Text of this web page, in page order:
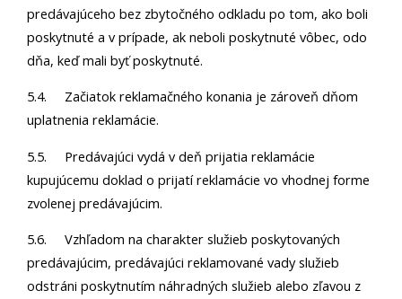
predávajúceho bez zbytočného odkladu po tom, ako boli
poskytnuté a v prípade, ak neboli poskytnuté vôbec, odo
dňa, keď mali byť poskytnuté.
5.4. Začiatok reklamačného konania je zároveň dňom
uplatnenia reklamácie.
5.5. Predávajúci vydá v deň prijatia reklamácie
kupujúcemu doklad o prijatí reklamácie vo vhodnej forme
zvolenej predávajúcim.
5.6. Vzhľadom na charakter služieb poskytovaných
predávajúcim, predávajúci reklamované vady služieb
odstráni poskytnutím náhradných služieb alebo zľavou z